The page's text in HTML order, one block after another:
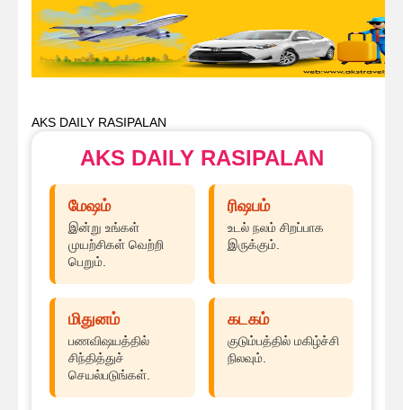
AKS DAILY RASIPALAN
AKS DAILY RASIPALAN
மேஷம்
இன்று உங்கள்
முயற்சிகள் வெற்றி
பெறும்.
ரிஷபம்
உடல் நலம் சிறப்பாக
இருக்கும்.
மிதுனம்
பணவிஷயத்தில்
சிந்தித்துச்
செயல்படுங்கள்.
கடகம்
குடும்பத்தில் மகிழ்ச்சி
நிலவும்.